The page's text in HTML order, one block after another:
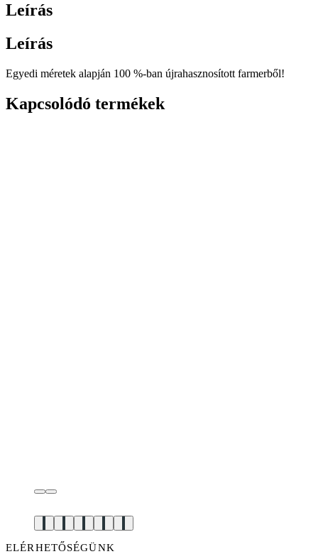
Leírás
Leírás
Egyedi méretek alapján 100 %-ban újrahasznosított farmerből!
Kapcsolódó termékek
ELÉRHETŐSÉGÜNK